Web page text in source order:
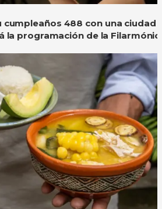
cumpleaños 488 con una ciudad
la programación de la